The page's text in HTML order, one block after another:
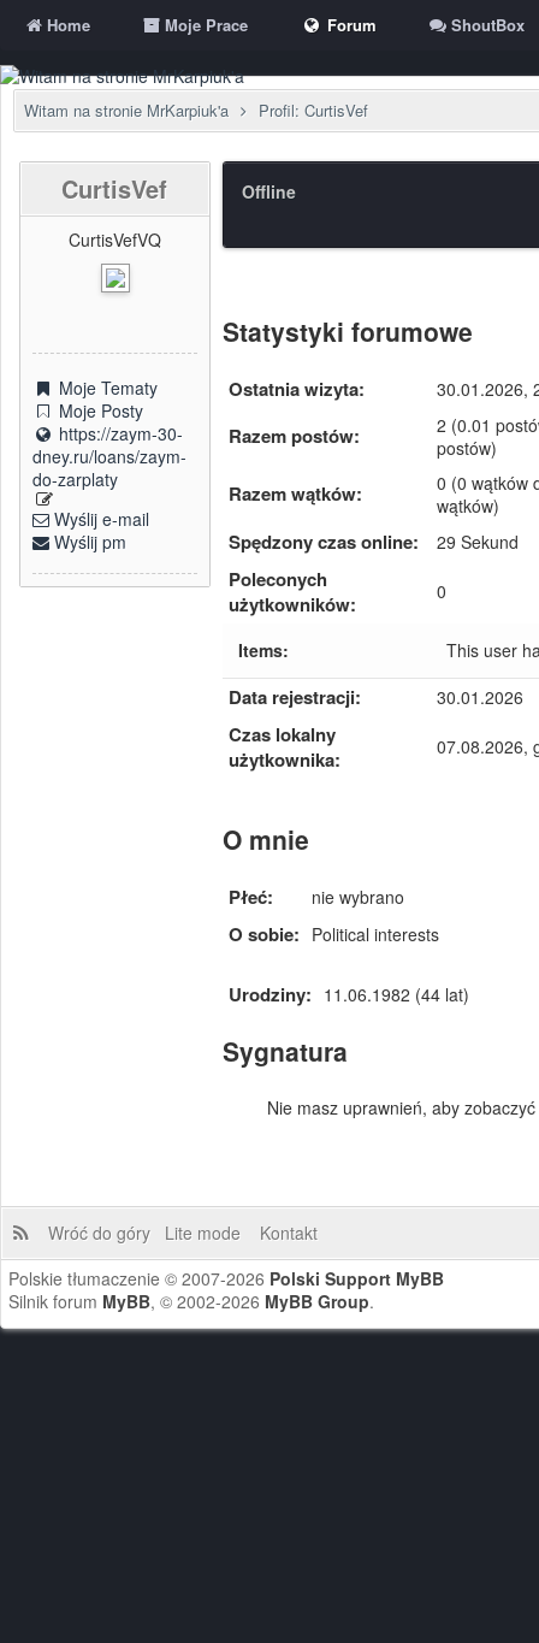
Home Moje Prace Forum ShoutBox
Witam na stronie MrKarpiuk'a Profil: CurtisVef
CurtisVef
CurtisVefVQ
Moje Tematy
Moje Posty
https://zaym-30-
dney.ru/loans/zaym-
do-zarplaty
Wyślij e-mail
Wyślij pm
Offline
Statystyki forumowe
Ostatnia wizyta: 30.01.2026,
Razem postów:
2 (0.01
postów)
Razem wątków:
0 (0 wątków
wątków)
Spędzony czas online: 29 Sekund
Poleconych
użytkowników:
0
Items: This user
Data rejestracji: 30.01.2026
Czas lokalny
użytkownika:
07.08.2026,
O mnie
Płeć: nie wybrano
O sobie: Political interests
Urodziny: 11.06.1982 (44 lat)
Sygnatura
Nie masz uprawnień, aby
Wróć do góry Lite mode
Kontakt
Polskie tłumaczenie © 2007-2026 Polski Support MyBB
Silnik forum MyBB, © 2002-2026 MyBB Group.